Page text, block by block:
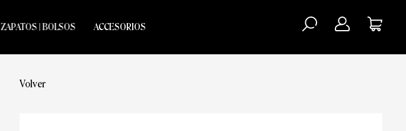
ZAPATOS | BOLSOS ACCESORIOS
Volver